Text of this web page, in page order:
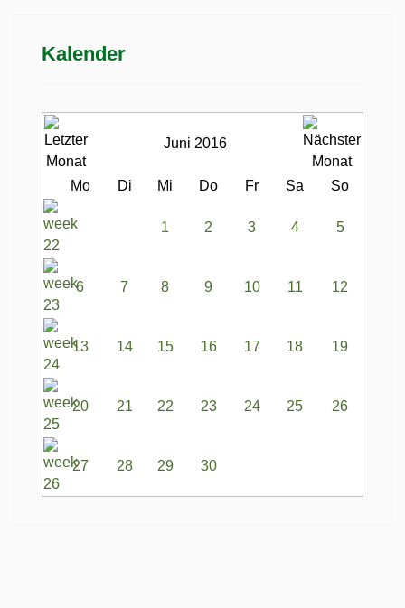
Kalender
Juni 2016
Mo Di Mi Do Fr Sa So
1 2 3 4 5
6 7 8 9 10 11 12
13 14 15 16 17 18 19
20 21 22 23 24 25 26
27 28 29 30